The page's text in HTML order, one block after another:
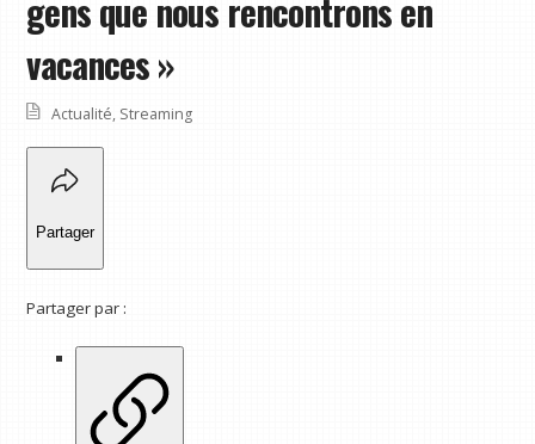
gens que nous rencontrons en
vacances »
Actualité, Streaming
Partager
Partager par :